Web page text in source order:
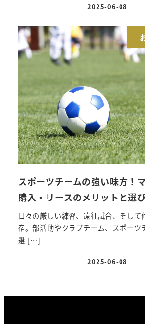
投稿日
2025-06-08
スポーツチームの強い味方！
購入・リースのメリットと選
日々の厳しい練習、遠征試合、そして
宿。部活動やクラブチーム、スポーツ
選 […]
投稿日
2025-06-08